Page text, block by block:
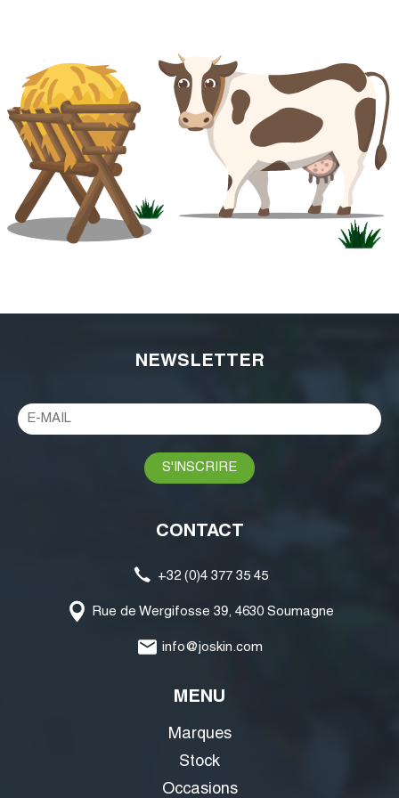
NEWSLETTER
CONTACT
+32 (0)4 377 35 45
Rue de Wergifosse 39, 4630 Soumagne
info@joskin.com
MENU
Marques
Stock
Occasions